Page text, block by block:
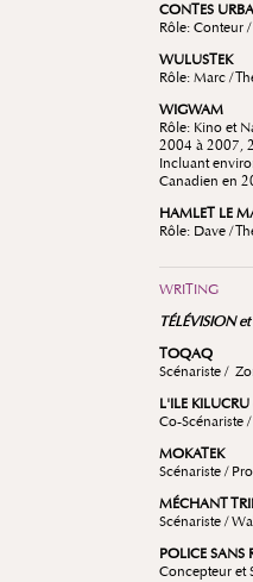
CONTES
Rôle: Conteur
WULUSTEK
Rôle: Marc /
WIGWAM
Rôle: Kino et
2004 à 2007,
Incluant
Canadien en
HAMLET LE
Rôle: Dave /
WRITING
TÉLÉVISION
TOQAQ
Scénariste /
L'ILE KILUCRU
Co-Scénariste
MOKATEK
Scénariste /
MÉCHANT
Scénariste /
POLICE SANS
Concepteur et